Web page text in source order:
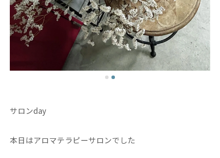
サロンday
本日はアロマテラピーサロンでした